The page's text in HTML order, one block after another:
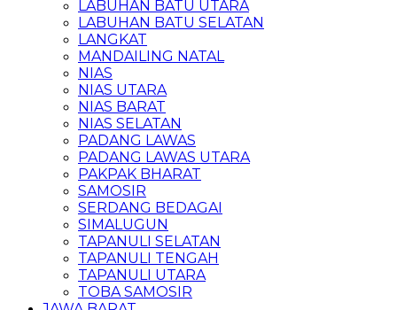
LABUHAN BATU UTARA
LABUHAN BATU SELATAN
LANGKAT
MANDAILING NATAL
NIAS
NIAS UTARA
NIAS BARAT
NIAS SELATAN
PADANG LAWAS
PADANG LAWAS UTARA
PAKPAK BHARAT
SAMOSIR
SERDANG BEDAGAI
SIMALUGUN
TAPANULI SELATAN
TAPANULI TENGAH
TAPANULI UTARA
TOBA SAMOSIR